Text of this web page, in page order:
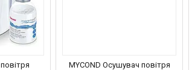
MYCOND Осушувач повітря